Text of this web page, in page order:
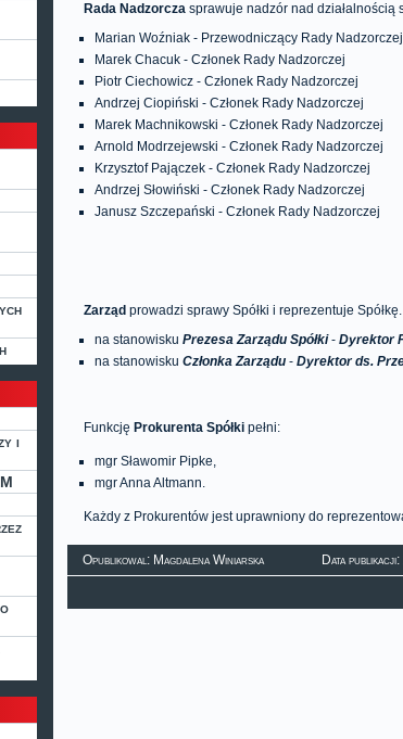
i
Rada Nadzorcza sprawuje nadzór nad działalnością
Marian Woźniak - Przewodniczący Rady Nadzorczej
Marek Chacuk - Członek Rady Nadzorczej
Piotr Ciechowicz - Członek Rady Nadzorczej
Andrzej Ciopiński - Członek Rady Nadzorczej
Marek Machnikowski - Członek Rady Nadzorczej
Arnold Modrzejewski - Członek Rady Nadzorczej
Krzysztof Pajączek -Członek Rady Nadzorczej
Andrzej Słowiński - Członek Rady Nadzorczej
Janusz Szczepański - Członek Rady Nadzorczej
Zarząd prowadzi sprawy Spółki i reprezentuje
na stanowiskuPrezesa Zarządu Spółki-Dyrektor
na stanowiskuCzłonka Zarządu -Dyrektor ds.
Funkcję Prokurenta Spółki pełni:
mgr Sławomir Pipke,
mgr Anna Altmann.
Każdy z Prokurentów jest uprawniony do
Opublikowal: Magdalena Winiarska Data